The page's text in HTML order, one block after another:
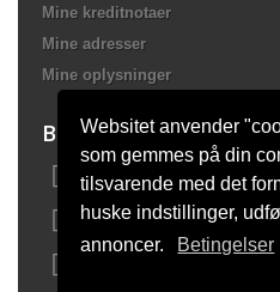
Websitet anvender
som gemmes på din
tilsvarende med det
huske indstillinger,
annoncer.
Betingelser
Mine kreditnotaer
Mine adresser
Mine oplysninger
Butiksinformation
Bach Promotion,
Ring til os:81 44 12 12